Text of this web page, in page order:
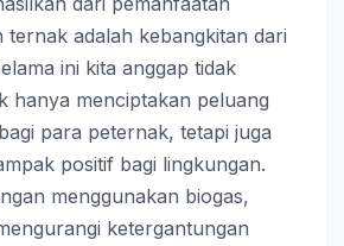
adalah kebangkitan dari
ini kita anggap tidak
hanya menciptakan peluang
para peternak, tetapi juga
positif bagi lingkungan.
menggunakan biogas,
ketergantungan